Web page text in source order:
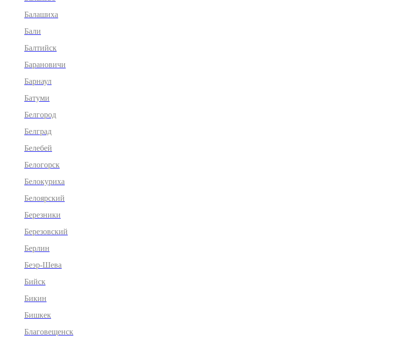
Балашиха
Бали
Балтийск
Барановичи
Барнаул
Батуми
Белгород
Белград
Белебей
Белогорск
Белокуриха
Белоярский
Березники
Березовский
Берлин
Беэр-Шева
Бийск
Бикин
Бишкек
Благовещенск